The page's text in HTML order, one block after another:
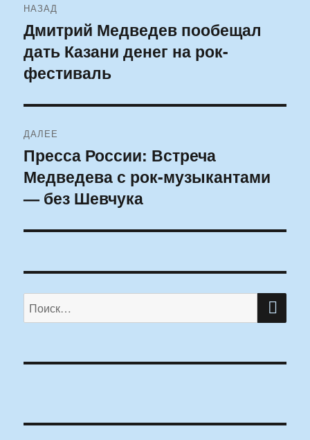
по
записям
НАЗАД
Предыдущая
запись:
Дмитрий Медведев пообещал
дать Казани денег на рок-
фестиваль
ДАЛЕЕ
Следующая
запись:
Пресса России: Встреча
Медведева с рок-музыкантами
— без Шевчука
Искать: